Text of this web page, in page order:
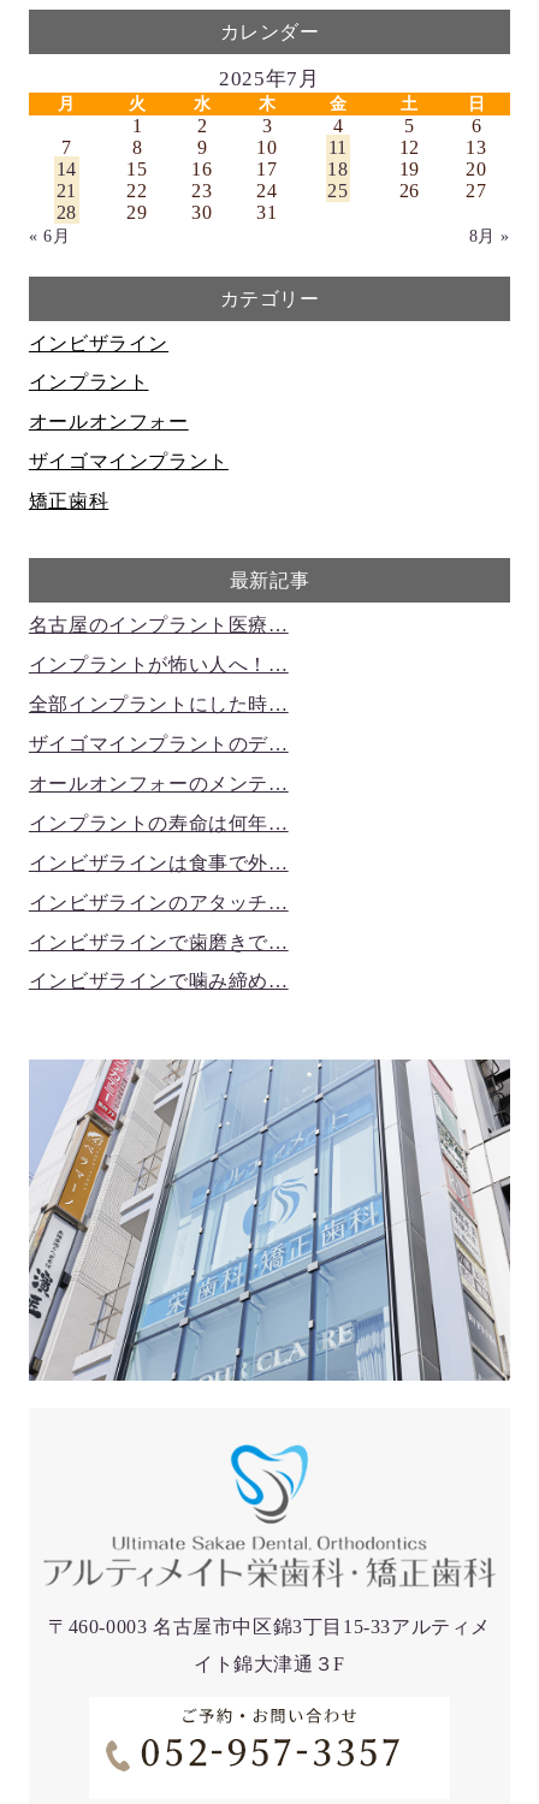
カレンダー
2025年7月
月 火 水 木 金 土 日
1 2 3 4 5
6
7
8 9 10 11 12
13
14
15 16 17 18 19
20
21
22 23 24 25 26
27
28
29 30 31
« 6月 8月 »
カテゴリー
インビザライン
インプラント
オールオンフォー
ザイゴマインプラント
矯正歯科
最新記事
名古屋のインプラント医療…
インプラントが怖い人へ！…
全部インプラントにした時…
ザイゴマインプラントのデ…
オールオンフォーのメンテ…
インプラントの寿命は何年…
インビザラインは食事で外…
インビザラインのアタッチ…
インビザラインで歯磨きで…
インビザラインで噛み締め…
〒460-0003 名古屋市中区錦3丁目15-33アルティメ
イト錦大津通３F